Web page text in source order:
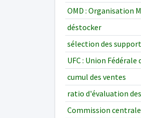
OMD : Organisation
déstocker
sélection des
UFC : Union
cumul des ventes
ratio d'évaluation
Commission centrale